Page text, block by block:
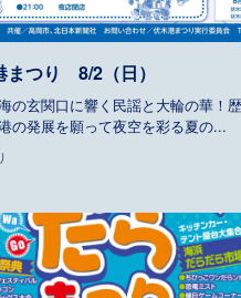
まつり 8/2（日）
の玄関口に響く民謡と大輪の華！歴
の発展を願って夜空を彩る夏の...